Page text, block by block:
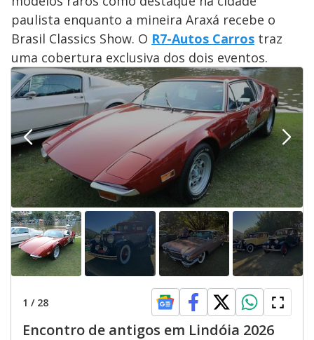
paulista enquanto a mineira Araxá recebe o
Brasil Classics Show. O R7-Autos Carros traz
uma cobertura exclusiva dos dois eventos.
1 / 28
Encontro de antigos em Lindóia 2026